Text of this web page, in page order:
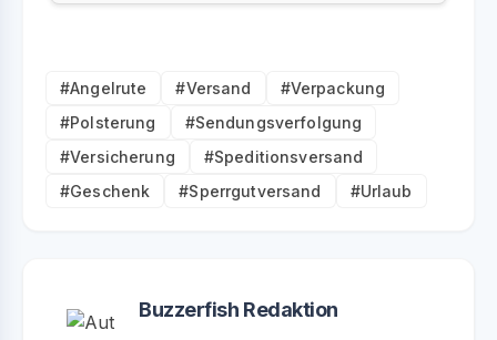
#Angelrute #Versand
#Verpackung
#Polsterung
#Sendungsverfolgung
#Versicherung
#Speditionsversand
#Geschenk
#Sperrgutversand #Urlaub
Buzzerfish Redaktion